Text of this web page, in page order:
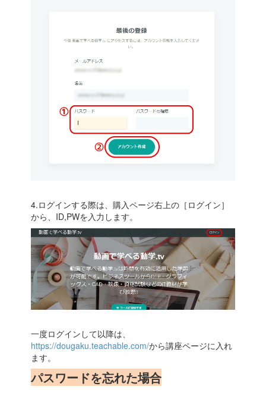
4.ログインする際は、購入ページ右上の［ログイン］
から、ID,PWを入力します。
一度ログインして以降は、
https://dougaku.teachable.com/から講座ページに入れ
ます。
パスワードを忘れた場合